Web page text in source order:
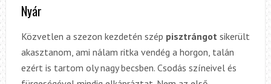
Nyár
Közvetlen a szezon kezdetén szép pisztrángot sikerült
akasztanom, ami nálam ritka vendég a horgon, talán
ezért is tartom oly nagy becsben. Csodás színeivel és